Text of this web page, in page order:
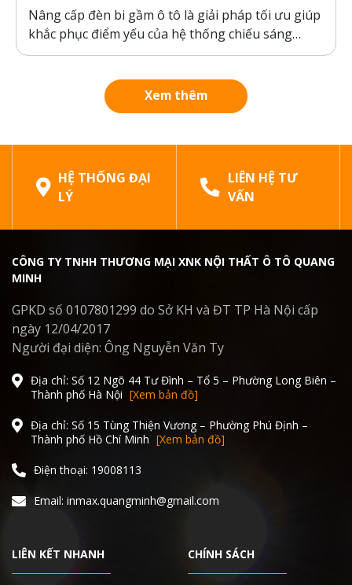
Nâng cấp đèn bi gầm ô tô là giải pháp tối ưu giúp
khắc phục điểm yếu của hệ thống chiếu sáng
nguyên bản của xe, đảm bảo an toàn khi di
phân tích chi tiết cấu tạo, công...
Xem thêm
HỆ THỐNG ĐẠI
LÝ
LIÊN HỆ TƯ
VẤN
CÔNG TY TNHH THƯƠNG MẠI XNK NỘI THẤT Ô TÔ QUANG
MINH
GPKD số 0107801299 do Sở KH và ĐT TP Hà Nội cấp
ngày 12/04/2017
Người đại diện: Ông Nguyễn Văn Ty
Địa chỉ: Số 12 Ngõ 44 Tư Đình – Tổ 5 – Phường Long Biên –
Thành phố Hà Nội [Xem bản đồ]
Địa chỉ: Số 15 Tùng Thiện Vương – Phường Phú Định –
Thành phố Hồ Chí Minh [Xem bản đồ]
Điện thoại: 19008113
Email: inmax.quangminh@gmail.com
LIÊN KẾT NHANH CHÍNH SÁCH